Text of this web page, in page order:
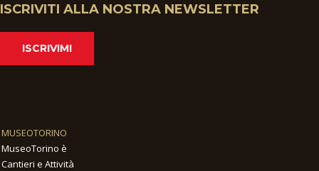
ISCRIVITI ALLA NOSTRA NEWSLETTER
ISCRIVIMI
MUSEOTORINO
MuseoTorino è
Cantieri e Attività